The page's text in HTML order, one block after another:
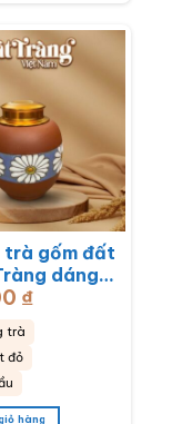
trà gốm đất
dáng
hoa cúc
BT-
₫
trà
đỏ
hàng